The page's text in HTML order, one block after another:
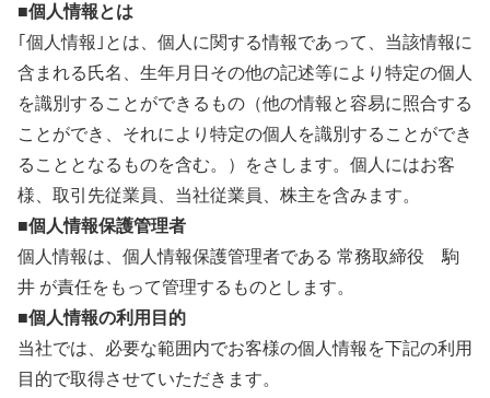
■個人情報とは
｢個人情報｣とは、個人に関する情報であって、当該情報に
含まれる氏名、生年月日その他の記述等により特定の個人
を識別することができるもの（他の情報と容易に照合する
ことができ、それにより特定の個人を識別することができ
ることとなるものを含む。）をさします。個人にはお客
様、取引先従業員、当社従業員、株主を含みます。
■個人情報保護管理者
個人情報は、個人情報保護管理者である 常務取締役 駒
井 が責任をもって管理するものとします。
■個人情報の利用目的
当社では、必要な範囲内でお客様の個人情報を下記の利用
目的で取得させていただきます。